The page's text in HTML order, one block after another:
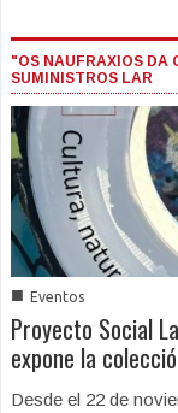
"OS NAUFRAXIOS DA
SUMINISTROS LAR
■ Eventos
Proyecto Social
expone la
Desde el 22 de